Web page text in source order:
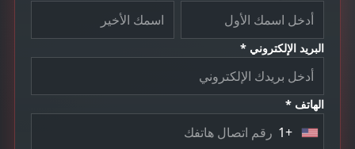
البريد الإلكتروني *
الهاتف *
U
+1